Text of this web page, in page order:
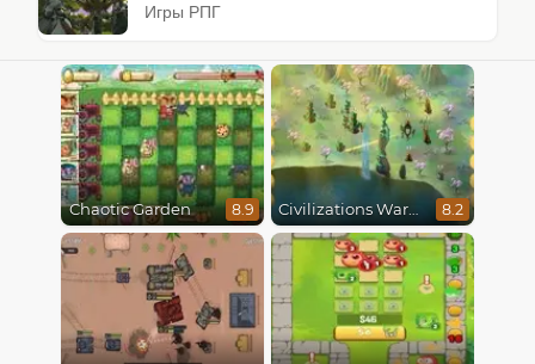
Игры РПГ
Chaotic Garden 8.9 Civilizations Wars Master Edition 8.2